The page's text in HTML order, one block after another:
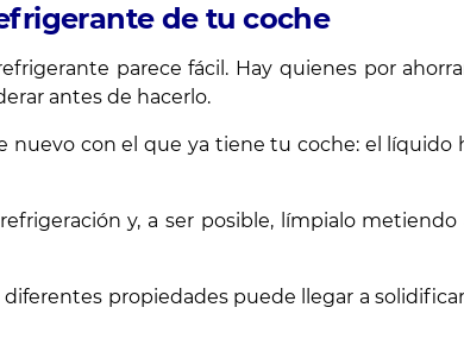
de tu coche
parece fácil. Hay quienes por
antes de hacerlo.
nuevo con el que ya tiene tu coche: el
y, a ser posible, límpialo
propiedades puede llegar a